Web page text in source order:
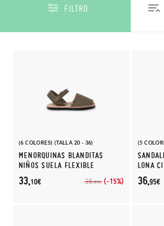
FILTRO
(6 COLORES) (TALLA 20 - 36)
MENORQUINAS BLANDITAS
NIÑOS SUELA FLEXIBLE
38,95€ (-15%)
33,10€
(5
LONA
36,95€